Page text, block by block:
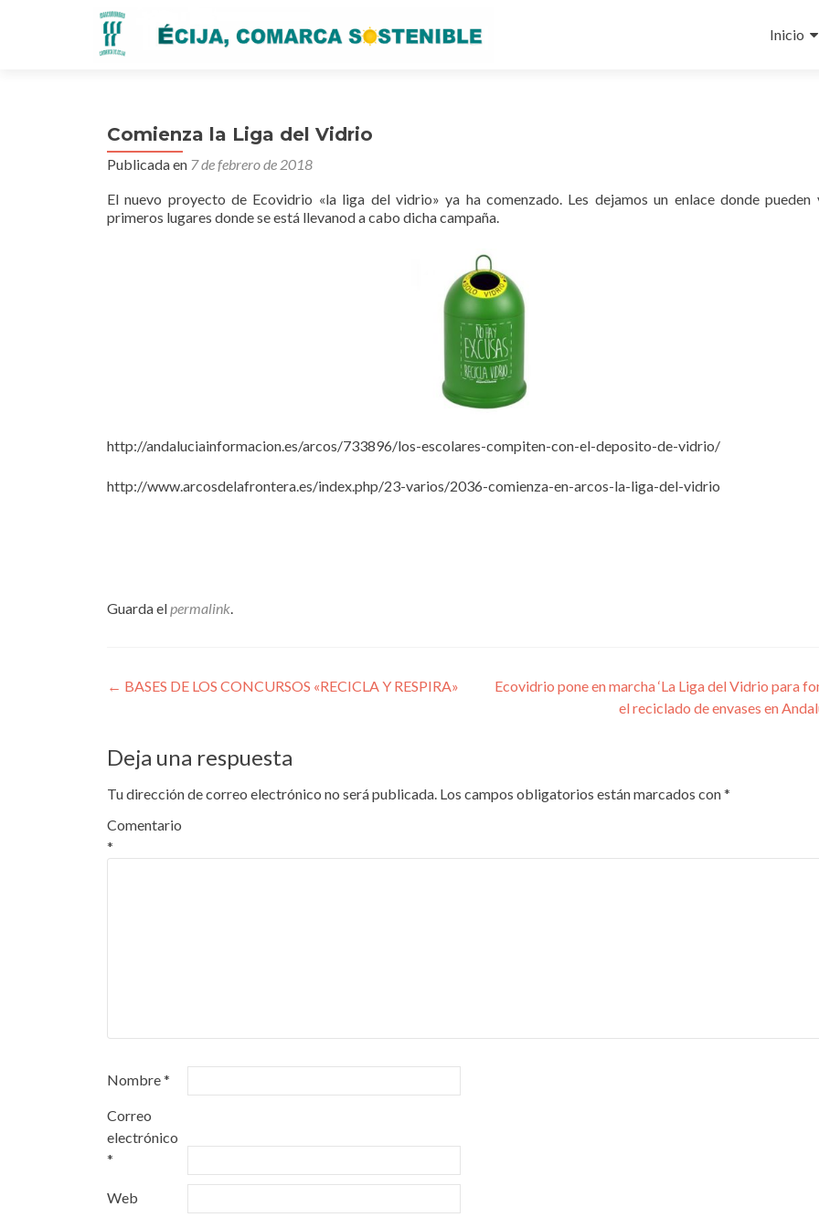
al
Inicio
Comienza la Liga del Vidrio
Publicada en 7 de febrero de 2018
El nuevo proyecto de Ecovidrio «la liga del vidrio» ya ha comenzado. Les dejamos un enlace donde pueden
primeros lugares donde se está llevanod a cabo dicha campaña.
http://andaluciainformacion.es/arcos/733896/los-escolares-compiten-con-el-deposito-de-vidrio/
http://www.arcosdelafrontera.es/index.php/23-varios/2036-comienza-en-arcos-la-liga-del-vidrio
Guarda elpermalink.
Navegación
entradas
← BASES DE LOS CONCURSOS «RECICLA Y RESPIRA»
Ecovidrio pone en marcha ‘La Liga del Vidrio para
el reciclado de envases en
Deja una respuesta
Tu dirección de correo electrónico no será publicada. Los campos obligatorios están marcados con*
Comentario
*
Nombre*
Correo
electrónico
*
Web